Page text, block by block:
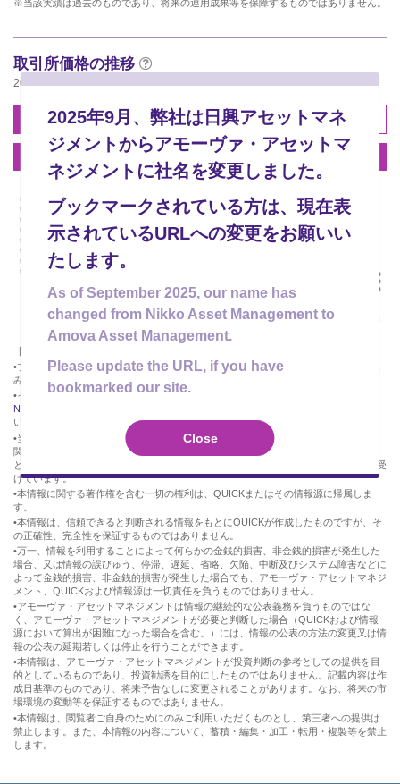
※当該実績は過去のものであり、将来の運用成果等を保障するものではありません。
取引所価格の推移
2026年08月07日
1分足 5分足 日足
年足
•ブラウザを読み込んだ時点の価格が表示されます。情報を更新するには、再読み込
みしてください。
•インディカティブNAVの詳細については、日本取引所グループ
NAV・PCF情報」（※日本取引所グループのサイトに遷移します）
い。
•当ページで掲載している取引所価格、インディカティブNAV、取引所価格の推移に
関する情報（以下「本情報」といいます。）は、株式会社QUICK（以下「QUICK」
といいます。）またはその提供元（以下「情報源」といいます。）から情報提供を受
けています。
•本情報に関する著作権を含む一切の権利は、QUICKまたはその情報源に帰属しま
す。
•本情報は、信頼できると判断される情報をもとにQUICKが作成したものですが、そ
の正確性、完全性を保証するものではありません。
•万一、情報を利用することによって何らかの金銭的損害、非金銭的損害が発生した
場合、又は情報の誤びゅう、停滞、遅延、省略、欠陥、中断及びシステム障害などに
よって金銭的損害、非金銭的損害が発生した場合でも、アモーヴァ・アセットマネジ
メント、QUICKおよび情報源は一切責任を負うものではありません。
•アモーヴァ・アセットマネジメントは情報の継続的な公表義務を負うものではな
く、アモーヴァ・アセットマネジメントが必要と判断した場合（QUICKおよび情報
源において算出が困難になった場合を含む。）には、情報の公表の方法の変更又は情
報の公表の延期若しくは停止を行うことができます。
•本情報は、アモーヴァ・アセットマネジメントが投資判断の参考としての提供を目
的としているものであり、投資勧誘を目的にしたものではありません。記載内容は作
成日基準のものであり、将来予告なしに変更されることがあります。なお、将来の市
場環境の変動等を保証するものではありません。
•本情報は、閲覧者ご自身のためにのみご利用いただくものとし、第三者への提供は
禁止します。また、本情報の内容について、蓄積・編集・加工・転用・複製等を禁止
します。
2025年9月、弊社は日興アセットマネ
ジメントからアモーヴァ・アセットマ
ネジメントに社名を変更しました。
ブックマークされている方は、現在表
示されているURLへの変更をお願いい
たします。
As of September 2025, our name has
changed from Nikko Asset Management to
Amova Asset Management.
Please update the URL, if you have
bookmarked our site.
Close